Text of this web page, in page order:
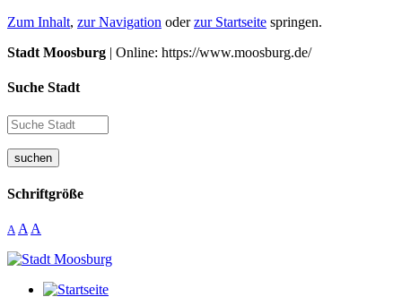
Zum Inhalt, zur Navigation oderzur Startseite springen.
Stadt Moosburg | Online: https://www.moosburg.de/
Suche Stadt
suchen
Schriftgröße
A A A